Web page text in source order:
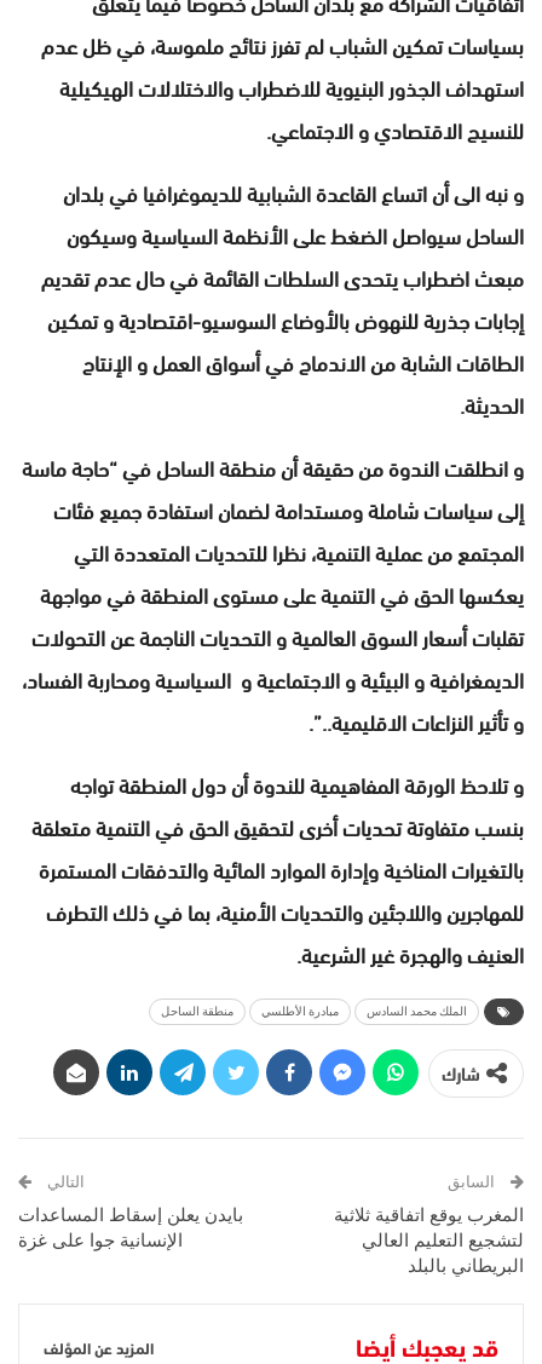
بسياسات تمكين الشباب لم تفرز نتائج ملموسة، في ظل عدم
استهداف الجذور البنيوية للاضطراب والاختلالات الهيكيلية
للنسيج الاقتصادي و الاجتماعي.
و نبه الى أن اتساع القاعدة الشبابية للديموغرافيا في بلدان
الساحل سيواصل الضغط على الأنظمة السياسية وسيكون
مبعث اضطراب يتحدى السلطات القائمة في حال عدم تقديم
إجابات جذرية للنهوض بالأوضاع السوسيو-اقتصادية و تمكين
الطاقات الشابة من الاندماج في أسواق العمل و الإنتاج
الحديثة.
و انطلقت الندوة من حقيقة أن منطقة الساحل في “حاجة ماسة
إلى سياسات شاملة ومستدامة لضمان استفادة جميع فئات
المجتمع من عملية التنمية، نظرا للتحديات المتعددة التي
يعكسها الحق في التنمية على مستوى المنطقة في مواجهة
تقلبات أسعار السوق العالمية و التحديات الناجمة عن التحولات
الديمغرافية و البيئية و الاجتماعية و السياسية ومحاربة الفساد،
وتأثير النزاعات الاقليمية..”.
و تلاحظ الورقة المفاهيمية للندوة أن دول المنطقة تواجه
بنسب متفاوتة تحديات أخرى لتحقيق الحق في التنمية متعلقة
بالتغيرات المناخية وإدارة الموارد المائية والتدفقات المستمرة
للمهاجرين واللاجئين والتحديات الأمنية، بما في ذلك التطرف
العنيف والهجرة غير الشرعية.
الملك محمد السادس مبادرة الأطلسي منطقة الساحل
شارك
السابق
المغرب يوقع اتفاقية ثلاثية
لتشجيع التعليم العالي
البريطاني بالبلد
التالي
بايدن يعلن إسقاط المساعدات
الإنسانية جوا على غزة
قد يعجبك أيضا المزيد عن المؤلف